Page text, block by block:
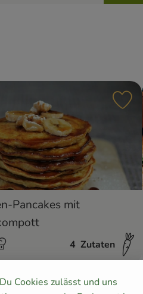
hinzufügen
Pancakes mit
4 Zutaten
Cookies zulässt und uns